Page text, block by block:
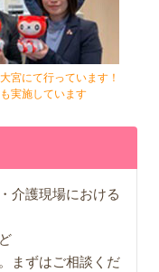
宮にて行っています！
実施しています
介護現場における
まずはご相談くだ